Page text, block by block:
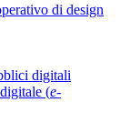
di design
digitali
(e-